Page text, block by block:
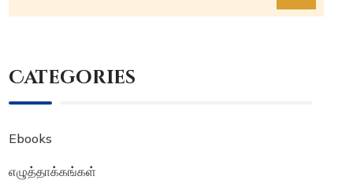
Categories
Ebooks
எழுத்தாக்கங்கள்